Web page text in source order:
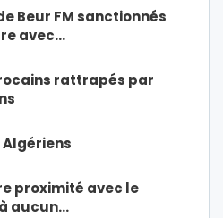
Beur FM sanctionnés
avec…
rattrapés par
proximité avec le
aucun…